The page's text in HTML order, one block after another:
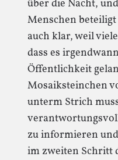
über die Nacht,
Menschen
auch klar, weil
dass es
Öffentlichkeit
Mosaiksteinchen
unterm Strich
zu informieren
im zweiten Schritt